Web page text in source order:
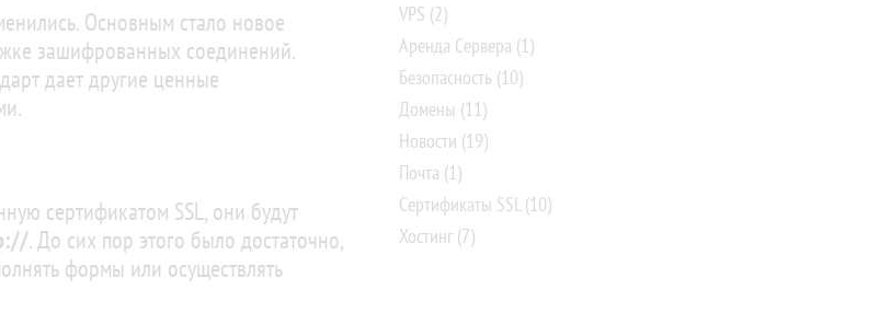
Основным стало новое
зашифрованных соединений.
дает другие ценные
сертификатом SSL, они будут
. До сих пор этого было достаточно,
формы или осуществлять
VPS (2)
Аренда Сервера (1)
Безопасность (10)
Домены (11)
Новости (19)
Почта (1)
Сертификаты SSL(10)
Хостинг (7)